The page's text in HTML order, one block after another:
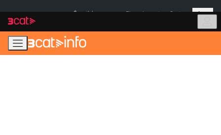
navegació
principal
contingut
Més